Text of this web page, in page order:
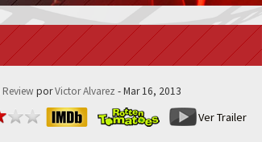
Review porVictor Alvarez - Mar 16, 2013
Ver Trailer